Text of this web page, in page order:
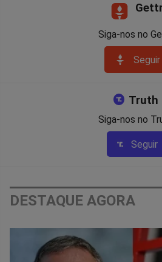
Siga-nos no
Seguir
Truth
Siga-nos no
Seguir
DESTAQUE AGORA